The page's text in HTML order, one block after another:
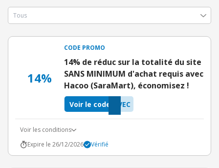
14%
CODE PROMO
14% de réduc sur la totalité du site
SANS MINIMUM d'achat requis avec
Hacoo (SaraMart), économisez !
VEC
Voir le code
Voir les conditions
Expire le 26/12/2026
Vérifié